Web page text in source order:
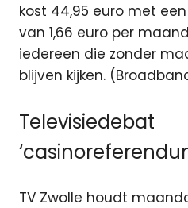
kost 44,95 euro met
van 1,66 euro per
iedereen die zonder
blijven kijken.
Televisiedebat
TV Zwolle houdt